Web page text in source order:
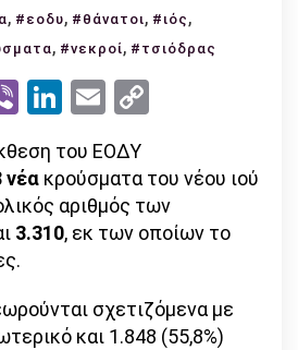
190
θάνατοι
, #εοδυ, #θάνατοι, #ιός ,
, #νεκροί, #τσιόδρας
ViberLinkedIn
Email
του ΕΟΔΥ
νέα κρούσματα του νέου ιού
αριθμός των
3.310, εκ των οποίων το
σχετιζόμενα με
και 1.848 (55,8%)